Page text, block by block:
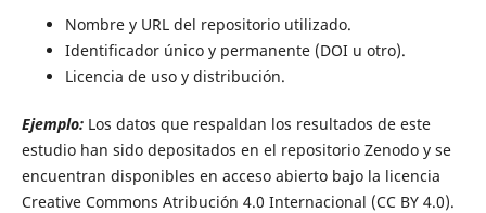
Nombre y URL del repositorio utilizado.
Identificador único y permanente (DOI u otro).
Licencia de uso y distribución.
Ejemplo:Los datos que respaldan los resultados de este
estudio han sido depositados en el repositorio Zenodo y se
encuentran disponibles en acceso abierto bajo la licencia
Creative Commons Atribución 4.0 Internacional (CC BY 4.0).